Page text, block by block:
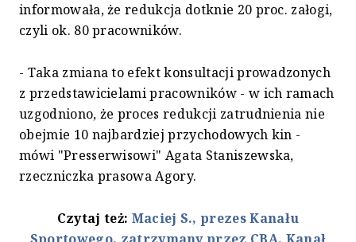
informowała, że redukcja dotknie 20 proc. załogi,
czyli ok. 80 pracowników.
- Taka zmiana to efekt konsultacji prowadzonych
z przedstawicielami pracowników - w ich ramach
uzgodniono, że proces redukcji zatrudnienia nie
obejmie 10 najbardziej przychodowych kin -
mówi "Presserwisowi" Agata Staniszewska,
rzeczniczka prasowa Agory.
Czytaj też: Maciej S., prezes Kanału